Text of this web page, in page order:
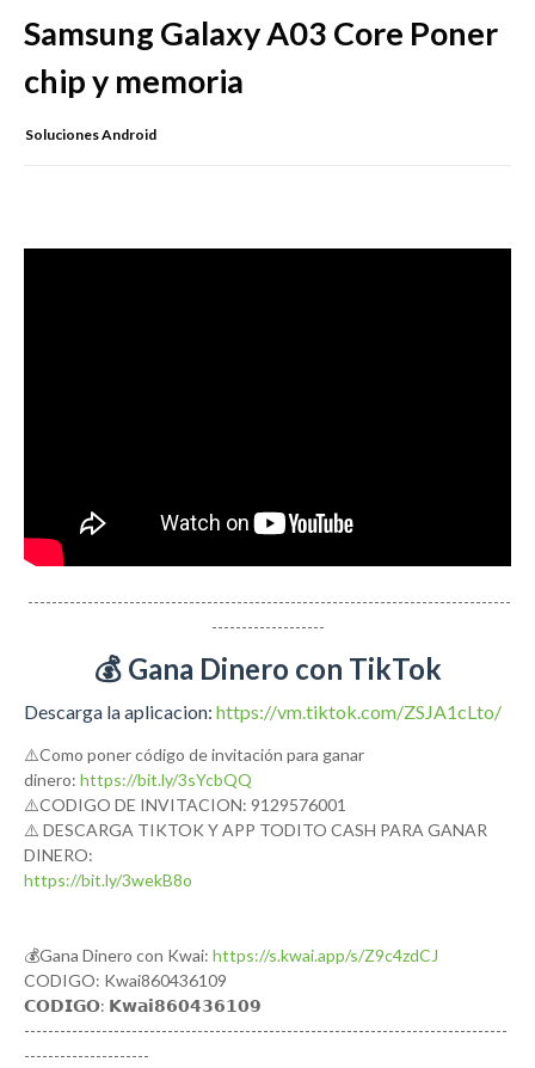
Samsung Galaxy A03 Core Poner
chip y memoria
Soluciones Android
---------------------------------------------------------------------------------
-------------------
💰 Gana Dinero con TikTok
Descarga la aplicacion: https://vm.tiktok.com/ZSJA1cLto/
⚠️Como poner código de invitación para ganar
dinero: https://bit.ly/3sYcbQQ
⚠️CODIGO DE INVITACION: 9129576001
⚠️ DESCARGA TIKTOK Y APP TODITO CASH PARA GANAR
DINERO:
https://bit.ly/3wekB8o
💰Gana Dinero con Kwai: https://s.kwai.app/s/Z9c4zdCJ
CODIGO: Kwai860436109
𝗖𝗢𝗗𝗜𝗚𝗢: 𝗞𝘄𝗮𝗶𝟴𝟲𝟬𝟰𝟯𝟲𝟭𝟬𝟵
---------------------------------------------------------------------------------
---------------------